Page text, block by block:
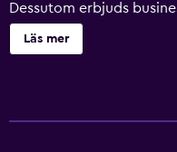
Dessutom erbjuds
conciergetjänster. Edom
gratis produkter i
Läs mer